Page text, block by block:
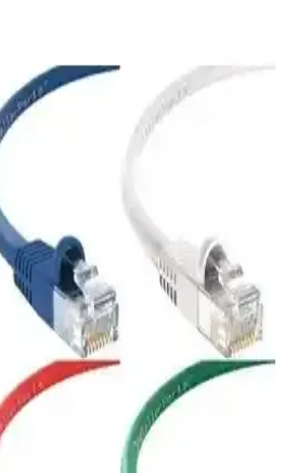
Ethernet Kablosu: Yüksek
Çözümü
kablosu, yüksek hız ve dayanıklılık
kurulumu ile ev ve ofislerde güvenilir
Ethernet Kablosu: Yüksek
Bağlantı Çözümü
Cat6 Ethernet kablosu, yüksek
ve ev kullanımı için ideal,
U/UTP teknolojisiyle güvenilir veri
Yassı FTP Ethernet
hızda veri transferi sağlayan CAT7
ve çeşitli renk seçenekleriyle ev